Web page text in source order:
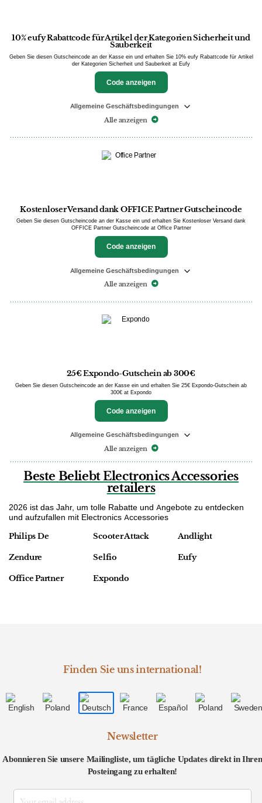
10% eufy Rabattcode für Artikel der Kategorien Sicherheit und
Sauberkeit
Geben Sie diesen Gutscheincode an der Kasse ein und erhalten Sie 10% eufy Rabattcode für Artikel
der Kategorien Sicherheit und Sauberkeit at Eufy
Code anzeigen
Allgemeine Geschäftsbedingungen
Alle anzeigen
Kostenloser Versand dank OFFICE Partner Gutscheincode
Geben Sie diesen Gutscheincode an der Kasse ein und erhalten Sie Kostenloser Versand dank
OFFICE Partner Gutscheincode at Office Partner
Code anzeigen
Allgemeine Geschäftsbedingungen
Alle anzeigen
25€ Expondo-Gutschein ab 300€
Geben Sie diesen Gutscheincode an der Kasse ein und erhalten Sie 25€ Expondo-Gutschein ab
300€ at Expondo
Code anzeigen
Allgemeine Geschäftsbedingungen
Alle anzeigen
Beste Beliebt Electronics Accessories
retailers
2026 ist das Jahr, um tolle Rabatte und Angebote zu entdecken
und aufzufallen mit Electronics Accessories
Philips De Scooter Attack Andlight
Zendure Selfio Eufy
Office Partner Expondo
Finden Sie uns international!
Newsletter
Abonnieren Sie unsere Mailingliste, um tägliche Updates direkt in Ihren
Posteingang zu erhalten!